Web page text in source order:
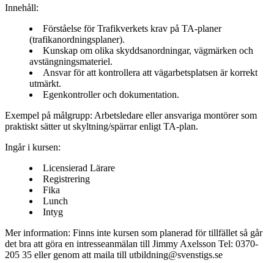
Innehåll:
Förståelse för Trafikverkets krav på TA-planer
(trafikanordningsplaner).
Kunskap om olika skyddsanordningar, vägmärken och
avstängningsmateriel.
Ansvar för att kontrollera att vägarbetsplatsen är korrekt
utmärkt.
Egenkontroller och dokumentation.
Exempel på målgrupp: Arbetsledare eller ansvariga montörer som
praktiskt sätter ut skyltning/spärrar enligt TA-plan.
Ingår i kursen:
Licensierad Lärare
Registrering
Fika
Lunch
Intyg
Mer information: Finns inte kursen som planerad för tillfället så går
det bra att göra en intresseanmälan till Jimmy Axelsson Tel: 0370-
205 35 eller genom att maila till utbildning@svenstigs.se